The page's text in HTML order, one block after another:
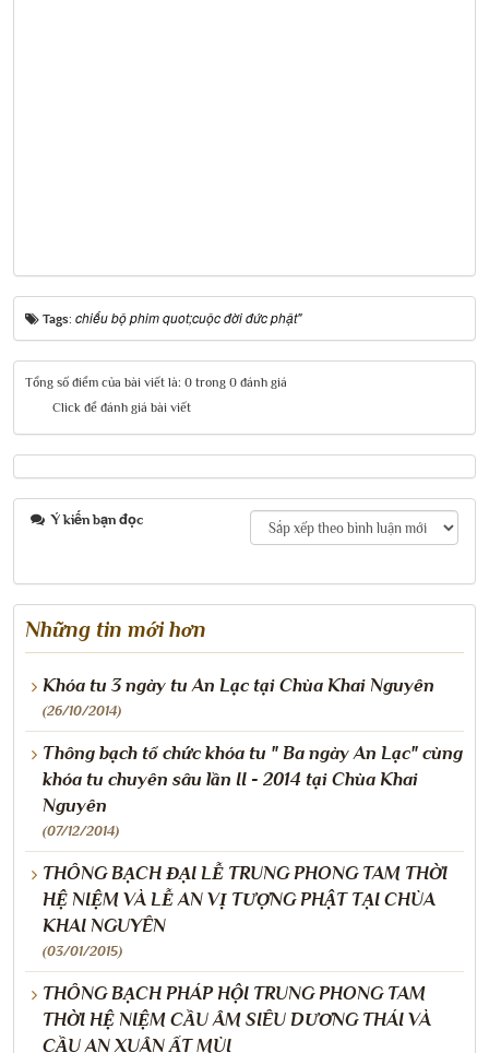
Tags: chiếu bộ phim quot;cuộc đời đức phật"
Tổng số điểm của bài viết là: 0 trong 0 đánh giá
Click để đánh giá bài viết
Ý kiến bạn đọc
Những tin mới hơn
Khóa tu 3 ngày tu An Lạc tại Chùa Khai Nguyên
(26/10/2014)
Thông bạch tổ chức khóa tu " Ba ngày An Lạc" cùng
khóa tu chuyên sâu lần II - 2014 tại Chùa Khai
Nguyên
(07/12/2014)
THÔNG BẠCH ĐẠI LỄ TRUNG PHONG TAM THỜI
HỆ NIỆM VÀ LỄ AN VỊ TƯỢNG PHẬT TẠI CHÙA
KHAI NGUYÊN
(03/01/2015)
THÔNG BẠCH PHÁP HỘI TRUNG PHONG TAM
THỜI HỆ NIỆM CẦU ÂM SIÊU DƯƠNG THÁI VÀ
CẦU AN XUÂN ẤT MÙI